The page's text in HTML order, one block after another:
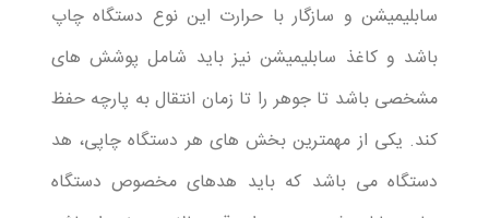
سابلیمیشن و سازگار با حرارت این نوع دستگاه چاپ
باشد و کاغذ سابلیمیشن نیز باید شامل پوشش های
مشخصی باشد تا جوهر را تا زمان انتقال به پارچه حفظ
کند. یکی از مهمترین بخش های هر دستگاه چاپی، هد
دستگاه می باشد که باید هدهای مخصوص دستگاه